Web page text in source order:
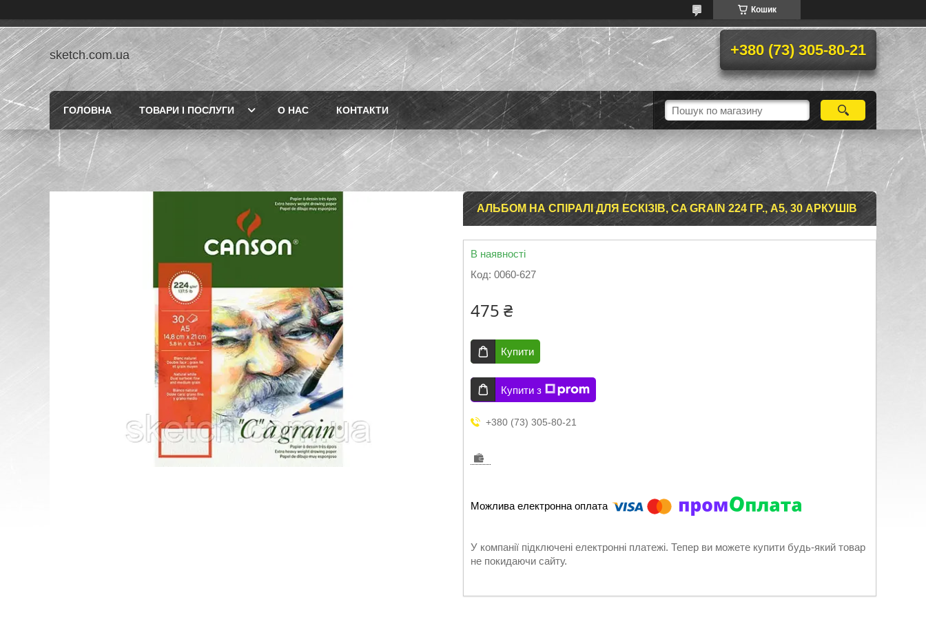
Кошик
sketch.com.ua +380 (73) 305-80-21
ГОЛОВНА ТОВАРИ І ПОСЛУГИ О НАС КОНТАКТИ
АЛЬБОМ НА СПІРАЛІ ДЛЯ ЕСКІЗІВ, CA GRAIN 224 ГР., А5, 30 АРКУШІВ
В наявності
Код: 0060-627
475 ₴
Купити
Купити з
+380 (73) 305-80-21
У компанії підключені електронні платежі. Тепер ви можете купити будь-який товар
не покидаючи сайту.